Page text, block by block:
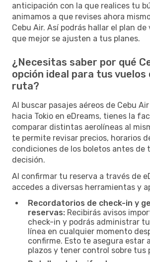
anticipación con la que realices tu
animamos a que revises ahora
Cebu Air. Así podrás hallar el plan
que mejor se ajusten a tus planes.
¿Necesitas saber por qué
opción ideal para tus vuelos
ruta?
Al buscar pasajes aéreos de Cebu
hacia Tokio en eDreams, tienes la
comparar distintas aerolíneas al
te permite revisar precios, horarios
condiciones de los boletos antes de
decisión.
Al confirmar tu reserva a través de
accedes a diversas herramientas y
Recordatorios de check-in y
reservas: Recibirás avisos
check-in y podrás administrar
línea en cualquier momento
confirme. Esto te asegura estar
plazos y tener control sobre tus